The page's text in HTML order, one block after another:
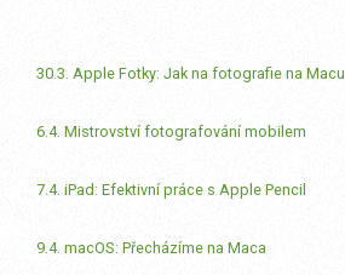
30.3. Apple Fotky: Jak na fotografie na Macu
6.4. Mistrovství fotografování mobilem
7.4. iPad: Efektivní práce s Apple Pencil
9.4. macOS: Přecházíme na Maca